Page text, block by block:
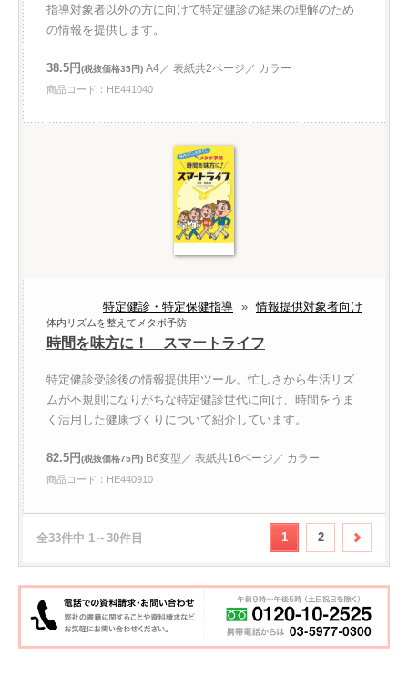
指導対象者以外の方に向けて特定健診の結果の理解のため
の情報を提供します。
38.5円(税抜価格35円) A4／ 表紙共2ページ／ カラー
商品コード：HE441040
特定健診・特定保健指導 » 情報提供対象者向け
体内リズムを整えてメタボ予防
時間を味方に！ スマートライフ
特定健診受診後の情報提供用ツール。忙しさから生活リズ
ムが不規則になりがちな特定健診世代に向け、時間をうま
く活用した健康づくりについて紹介しています。
82.5円(税抜価格75円) B6変型／ 表紙共16ページ／ カラー
商品コード：HE440910
全33件中 1～30件目 1 2